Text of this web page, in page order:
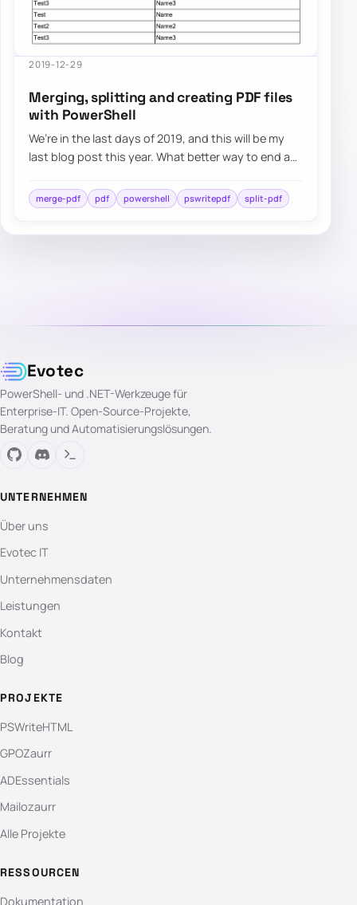
2019-12-29
Merging, splitting and creating PDF files
with PowerShell
We’re in the last days of 2019, and this will be my
last blog post this year. What better way to end a
merge-pdf pdf powershell pswritepdf split-pdf
Evotec
PowerShell- und .NET-Werkzeuge für
Enterprise-IT. Open-Source-Projekte,
Beratung und Automatisierungslösungen.
UNTERNEHMEN
Über uns
Evotec IT
Unternehmensdaten
Leistungen
Kontakt
Blog
PROJEKTE
PSWriteHTML
GPOZaurr
ADEssentials
Mailozaurr
Alle Projekte
RESSOURCEN
Dokumentation